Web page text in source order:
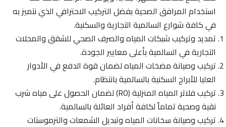
استخدام المرافق الصحية بفضل التركيب الاحترافي الذي نتميز به
في كافة شوارع السالمية التجارية والسكنية.
تمديد وتركيب شبكات المياه والصرف الصحي للشقق والمحلات
التجارية في السالمية بأعلى معايير الجودة.
تركيب وصيانة مضخات المياه لضمان قوة الدفع في الأدوار
العليا للأبراج السكنية بالسالمية بانتظام.
تركيب فلاتر المياه المنزلية (RO) لضمان الحصول على مياه شرب
نقية وصحية تماماً لكافة أفراد العائلة بالسالمية.
تركيب وصيانة سخانات المياه وتبديل الشمعات والترموستات